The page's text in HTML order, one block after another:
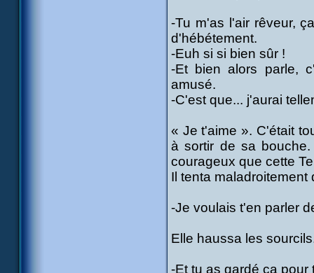
-Tu m'as l'air rêveur,
d'hébétement.
-Euh si si bien sûr !
-Et bien alors parle,
amusé.
-C'est que... j'aurai
« Je t'aime ». C'était
à sortir de sa
courageux que cette
Il tenta maladroitement
-Je voulais t'en parler
Elle haussa les
-Et tu as gardé ça